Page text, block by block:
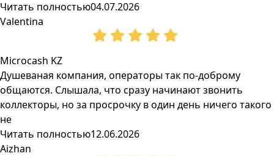
Читать полностью04.07.2026
Valentina
Microcash KZ
Душеваная компания, операторы так по-доброму
общаются. Слышала, что сразу начинают звонить
коллекторы, но за просрочку в один день ничего такого
не
Читать полностью12.06.2026
Aizhan